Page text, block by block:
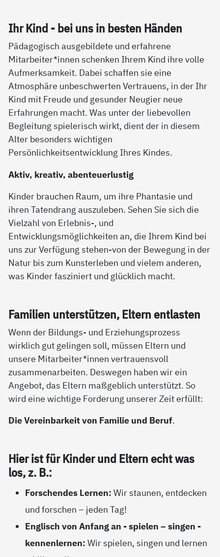
Ihr Kind - bei uns in bes­ten Hän­den
Pädagogisch ausgebildete und erfahrene
Mitarbeiter*innen schenken Ihrem Kind ihre volle
Aufmerksamkeit. Dabei schaffen sie eine
Atmosphäre unbeschwerten Vertrauens, in der Ihr
Kind mit Freude und gesunder Neugier neue
Erfahrungen macht. Was unter der liebevollen
Begleitung spielerisch wirkt, dient der in diesem
Alter besonders wichtigen
Persönlichkeitsentwicklung Ihres Kindes.
Aktiv, kreativ, abenteuerlustig
Kinder brauchen Raum, um ihre Phantasie und
ihren Tatendrang auszuleben. Sehen Sie sich die
Vielzahl von Erlebnis-, und
Entwicklungsmöglichkeiten an, die Ihrem Kind bei
uns zur Verfügung stehen-von der Bewegung in der
Natur bis zum Kunsterleben und vielem anderen,
was Kinder fasziniert und glücklich macht.
Fa­mi­li­en un­ter­stüt­zen, El­tern ent­las­ten
Wenn der Bildungs- und Erziehungsprozess
wirklich gut gelingen soll, müssen Eltern und
unsere Mitarbeiter*innen vertrauensvoll
zusammenarbeiten. Deswegen haben wir ein
Angebot, das Eltern maßgeblich unterstützt. So
wird eine wichtige Forderung unserer Zeit erfüllt:
Die Vereinbarkeit von Familie und Beruf.
Hier ist für Kin­der und El­tern echt was
los, z. B.:
Forschendes Lernen:Wir staunen, entdecken
und forschen – jeden Tag!
Englisch von Anfang an - spielen – singen -
kennenlernen:Wir spielen, singen und lernen